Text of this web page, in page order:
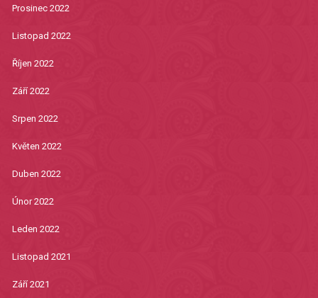
Prosinec 2022
Listopad 2022
Říjen 2022
Září 2022
Srpen 2022
Květen 2022
Duben 2022
Únor 2022
Leden 2022
Listopad 2021
Září 2021